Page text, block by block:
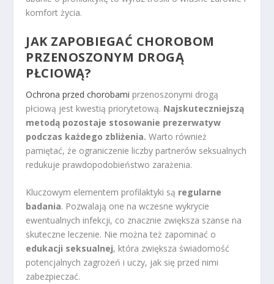
komfort życia.
JAK ZAPOBIEGAĆ CHOROBOM
PRZENOSZONYM DROGĄ
PŁCIOWĄ?
Ochrona przed chorobami przenoszonymi drogą
płciową jest kwestią priorytetową. Najskuteczniejszą
metodą pozostaje stosowanie prezerwatyw
podczas każdego zbliżenia. Warto również
pamiętać, że ograniczenie liczby partnerów seksualnych
redukuje prawdopodobieństwo zarażenia.
Kluczowym elementem profilaktyki są regularne
badania. Pozwalają one na wczesne wykrycie
ewentualnych infekcji, co znacznie zwiększa szanse na
skuteczne leczenie. Nie można też zapominać o
edukacji seksualnej, która zwiększa świadomość
potencjalnych zagrożeń i uczy, jak się przed nimi
zabezpieczać.